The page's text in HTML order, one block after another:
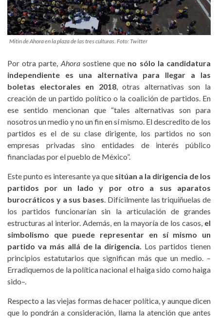
Mitin de Ahora en la plaza de las tres culturas. Foto: Twitter
Por otra parte, Ahorasostiene que no sólo la candidatura
independiente es una alternativa para llegar a las
boletas electorales en 2018, otras alternativas son la
creación de un partido político o la coalición de partidos. En
ese sentido mencionan que “tales alternativas son para
nosotros un medio y no un fin en sí mismo. El descredito de los
partidos es el de su clase dirigente, los partidos no son
empresas privadas sino entidades de interés público
financiadas por el pueblo de México”.
Este punto es interesante ya que sitúan a la dirigencia de los
partidos por un lado y por otro a sus aparatos
burocráticos y a sus bases. Difícilmente las triquiñuelas de
los partidos funcionarían sin la articulación de grandes
estructuras al interior. Además, en la mayoría de los casos, el
simbolismo que puede representar en sí mismo un
partido va más allá de la dirigencia. Los partidos tienen
principios estatutarios que significan más que un medio. –
Erradiquemos de la política nacional el haiga sido como haiga
sido–.
Respecto a las viejas formas de hacer política, y aunque dicen
que lo pondrán a consideración, llama la atención que antes